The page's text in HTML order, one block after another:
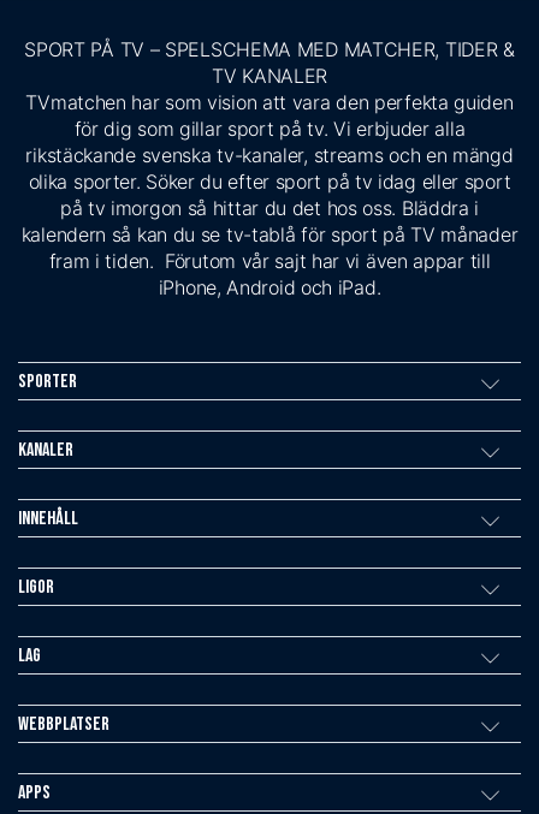
SPORT PÅ TV – SPELSCHEMA MED MATCHER, TIDER &
TV KANALER
TVmatchen har som vision att vara den perfekta guiden
för dig som gillar sport på tv. Vi erbjuder alla
rikstäckande svenska tv-kanaler, streams och en mängd
olika sporter. Söker du efter sport på tv idag eller sport
på tv imorgon så hittar du det hos oss. Bläddra i
kalendern så kan du se tv-tablå för sport på TV månader
fram i tiden. Förutom vår sajt har vi även appar till
iPhone, Android och iPad.
Sporter
Kanaler
Innehåll
Ligor
Lag
Webbplatser
Apps